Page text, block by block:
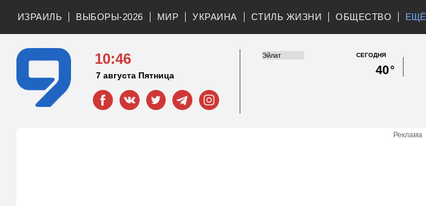
ИЗРАИЛЬ ВЫБОРЫ-2026 МИР УКРАИНА СТИЛЬ ЖИЗНИ ОБЩЕСТВО ЕЩЁ
10:46
7 августа Пятница
СЕГОДНЯ
40°
Реклама